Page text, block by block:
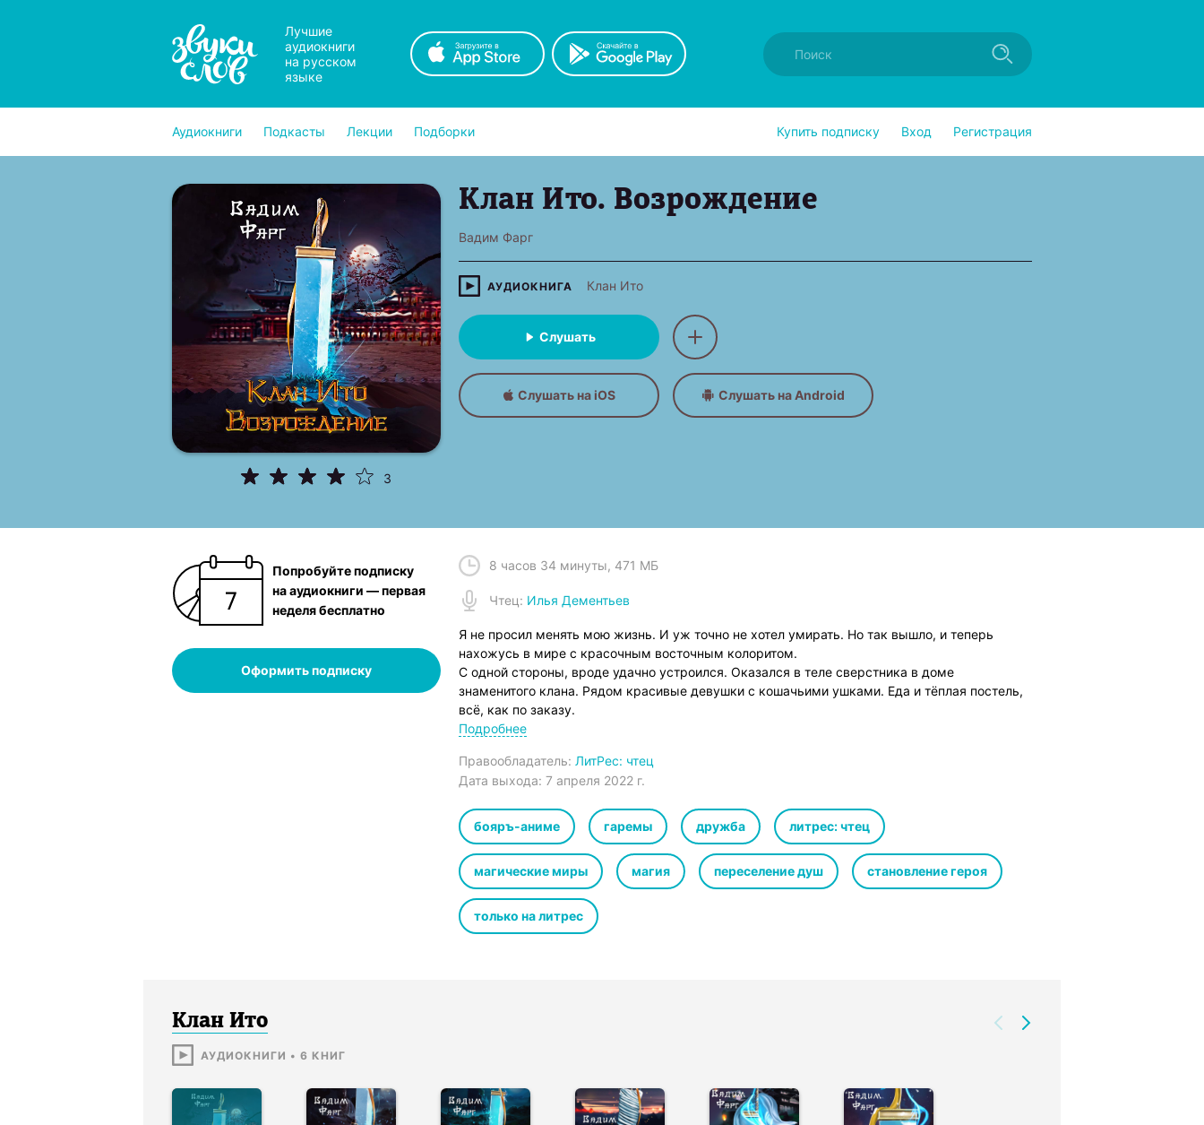
Лучшие
аудиокниги
на русском
языке
Аудиокниги Подкасты Лекции Подборки Купить подписку Вход Регистрация
3
Клан Ито. Возрождение
Вадим Фарг
АУДИОКНИГА Клан Ито
Слушать
Слушать на iOS Слушать на Android
Попробуйте подписку
на аудиокниги — первая
неделя бесплатно
Оформить подписку
8 часов 34 минуты, 471 МБ
Чтец: Илья Дементьев
Я не просил менять мою жизнь. И уж точно не хотел умирать. Но так вышло, и теперь
нахожусь в мире с красочным восточным колоритом.
С одной стороны, вроде удачно устроился. Оказался в теле сверстника в доме
знаменитого клана. Рядом красивые девушки с кошачьими ушками. Еда и тёплая постель,
всё, как по заказу.
С другой, из гор постоянно выбираются кровожадные мору. Оборотни и призраки так и
рода Ито медленно угасает.
Что мне оставалось делать? Сидеть сложа ручки и наблюдать за всем со стороны? Ну уж
Я верну клану былое величие!
Подробнее
Правообладатель: ЛитРес: чтец
Дата выхода: 7 апреля 2022 г.
бояръ-аниме гаремы дружба литрес: чтец
магические миры магия переселение душ становление героя
только на литрес
Клан Ито
АУДИОКНИГИ • 6 КНИГ